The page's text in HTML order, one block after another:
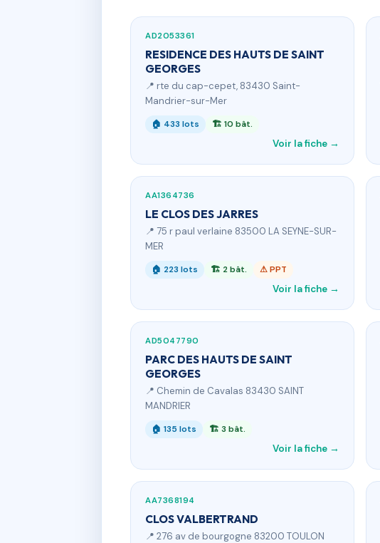
AD2053361
RESIDENCE DES HAUTS DE SAINT
GEORGES
📍 rte du cap-cepet, 83430 Saint-
Mandrier-sur-Mer
🏠 433 lots 🏗 10 bât.
Voir la fiche →
AA1364736
LE CLOS DES JARRES
📍 75 r paul verlaine 83500 LA SEYNE-SUR-
MER
🏠 223 lots 🏗 2 bât. ⚠ PPT
Voir la fiche →
AD5047790
PARC DES HAUTS DE SAINT
GEORGES
📍 Chemin de Cavalas 83430 SAINT
MANDRIER
🏠 135 lots 🏗 3 bât.
Voir la fiche →
AA7368194
CLOS VALBERTRAND
📍 276 av de bourgogne 83200 TOULON